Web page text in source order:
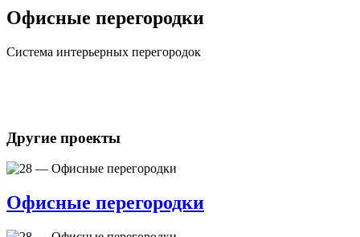
Офисные перегородки
Система интерьерных перегородок
Другие проекты
Офисные перегородки